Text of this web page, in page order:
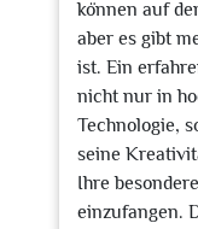
können auf
aber es gibt
ist. Ein
nicht nur in
Technologie,
seine
Ihre
einzufangen.